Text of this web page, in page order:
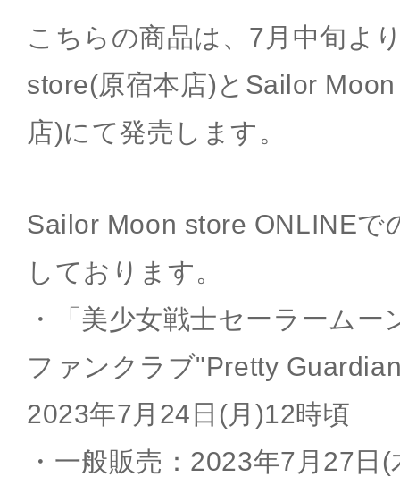
こちらの商品は、7月中旬よ
store(原宿本店)とSailor
店)にて発売します。
Sailor Moon store ONLINEで
しております。
・「美少女戦士セーラーム
ファンクラブ"Pretty
2023年7月24日(月)12時頃
・一般販売：2023年7月27日